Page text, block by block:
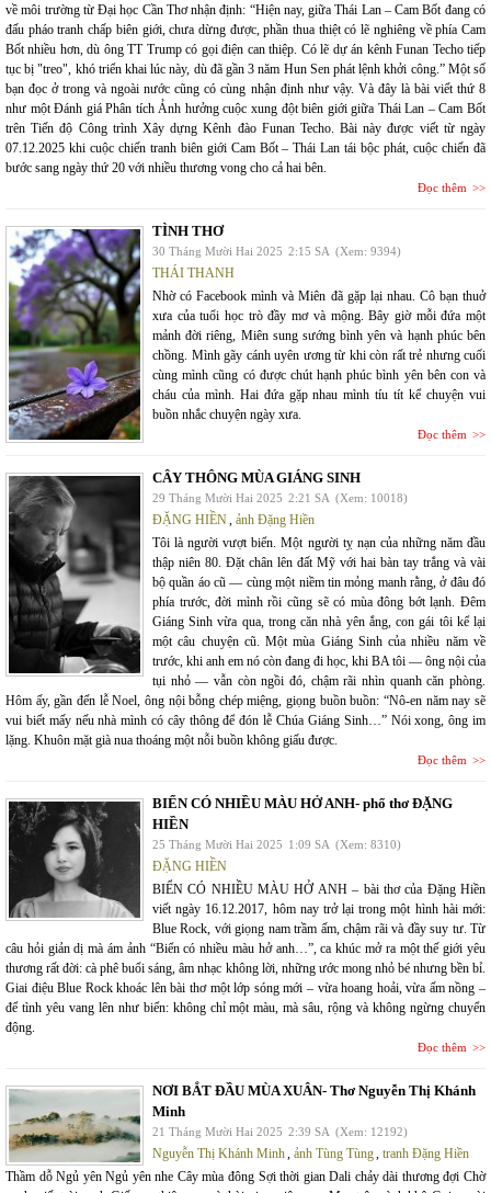
về môi trường từ Đại học Cần Thơ nhận định: “Hiện nay, giữa Thái Lan – Cam Bốt đang có
đấu pháo tranh chấp biên giới, chưa dừng được, phần thua thiệt có lẽ nghiêng về phía Cam
Bốt nhiều hơn, dù ông TT Trump có gọi điện can thiệp. Có lẽ dự án kênh Funan Techo tiếp
tục bị "treo", khó triển khai lúc này, dù đã gần 3 năm Hun Sen phát lệnh khởi công.” Một số
bạn đọc ở trong và ngoài nước cũng có cùng nhận định như vậy. Và đây là bài viết thứ 8
như một Đánh giá Phân tích Ảnh hưởng cuộc xung đột biên giới giữa Thái Lan – Cam Bốt
trên Tiến độ Công trình Xây dựng Kênh đào Funan Techo. Bài này được viết từ ngày
07.12.2025 khi cuộc chiến tranh biên giới Cam Bốt – Thái Lan tái bộc phát, cuộc chiến đã
bước sang ngày thứ 20 với nhiều thương vong cho cả hai bên.
Đọc thêm
TÌNH THƠ
30 Tháng Mười Hai 2025 2:15 SA (Xem: 9394)
THÁI THANH
Nhờ có Facebook mình và Miên đã gặp lại nhau. Cô bạn thuở
xưa của tuổi học trò đầy mơ và mộng. Bây giờ mỗi đứa một
mảnh đời riêng, Miên sung sướng bình yên và hạnh phúc bên
chồng. Mình gãy cánh uyên ương từ khi còn rất trẻ nhưng cuối
cùng mình cũng có được chút hạnh phúc bình yên bên con và
cháu của mình. Hai đứa gặp nhau mình tíu tít kể chuyện vui
buồn nhắc chuyện ngày xưa.
Đọc thêm
CÂY THÔNG MÙA GIÁNG SINH
29 Tháng Mười Hai 2025 2:21 SA (Xem: 10018)
ĐẶNG HIỀN, ảnh Đặng Hiền
Tôi là người vượt biển. Một người tỵ nạn của những năm đầu
thập niên 80. Đặt chân lên đất Mỹ với hai bàn tay trắng và vài
bộ quần áo cũ — cùng một niềm tin mỏng manh rằng, ở đâu đó
phía trước, đời mình rồi cũng sẽ có mùa đông bớt lạnh. Đêm
Giáng Sinh vừa qua, trong căn nhà yên ắng, con gái tôi kể lại
một câu chuyện cũ. Một mùa Giáng Sinh của nhiều năm về
trước, khi anh em nó còn đang đi học, khi BA tôi — ông nội của
tụi nhỏ — vẫn còn ngồi đó, chậm rãi nhìn quanh căn phòng.
Hôm ấy, gần đến lễ Noel, ông nội bỗng chép miệng, giọng buồn buồn: “Nô-en năm nay sẽ
vui biết mấy nếu nhà mình có cây thông để đón lễ Chúa Giáng Sinh…” Nói xong, ông im
lặng. Khuôn mặt già nua thoáng một nỗi buồn không giấu được.
Đọc thêm
BIỂN CÓ NHIỀU MÀU HỞ ANH- phổ thơ ĐẶNG
HIỀN
25 Tháng Mười Hai 2025 1:09 SA (Xem: 8310)
ĐẶNG HIỀN
BIỂN CÓ NHIỀU MÀU HỞ ANH – bài thơ của Đặng Hiền
viết ngày 16.12.2017, hôm nay trở lại trong một hình hài mới:
Blue Rock, với giọng nam trầm ấm, chậm rãi và đầy suy tư. Từ
câu hỏi giản dị mà ám ảnh “Biển có nhiều màu hở anh…”, ca khúc mở ra một thế giới yêu
thương rất đời: cà phê buổi sáng, âm nhạc không lời, những ước mong nhỏ bé nhưng bền bỉ.
Giai điệu Blue Rock khoác lên bài thơ một lớp sóng mới – vừa hoang hoải, vừa ấm nồng –
để tình yêu vang lên như biển: không chỉ một màu, mà sâu, rộng và không ngừng chuyển
động.
Đọc thêm
NƠI BẮT ĐẦU MÙA XUÂN- Thơ Nguyễn Thị Khánh
Minh
21 Tháng Mười Hai 2025 2:39 SA (Xem: 12192)
Nguyễn Thị Khánh Minh, ảnh Tùng Tùng, tranh Đặng Hiền
Thầm dỗ Ngủ yên Ngủ yên nhe Cây mùa đông Sợi thời gian Dali chảy dài thương đợi Chờ